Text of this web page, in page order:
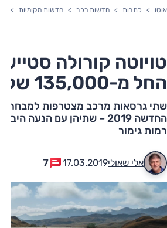
אוטו כתבות חדשות רכב חדשות מקומיות
טויוטה קורולה
החל מ-135,000 שקלים
שתי גרסאות מרכב מצטרפות למבחר של
החדשה 2019 – שתיהן עם הנעה
רמות גימור
אלי שאולי17.03.2019
7